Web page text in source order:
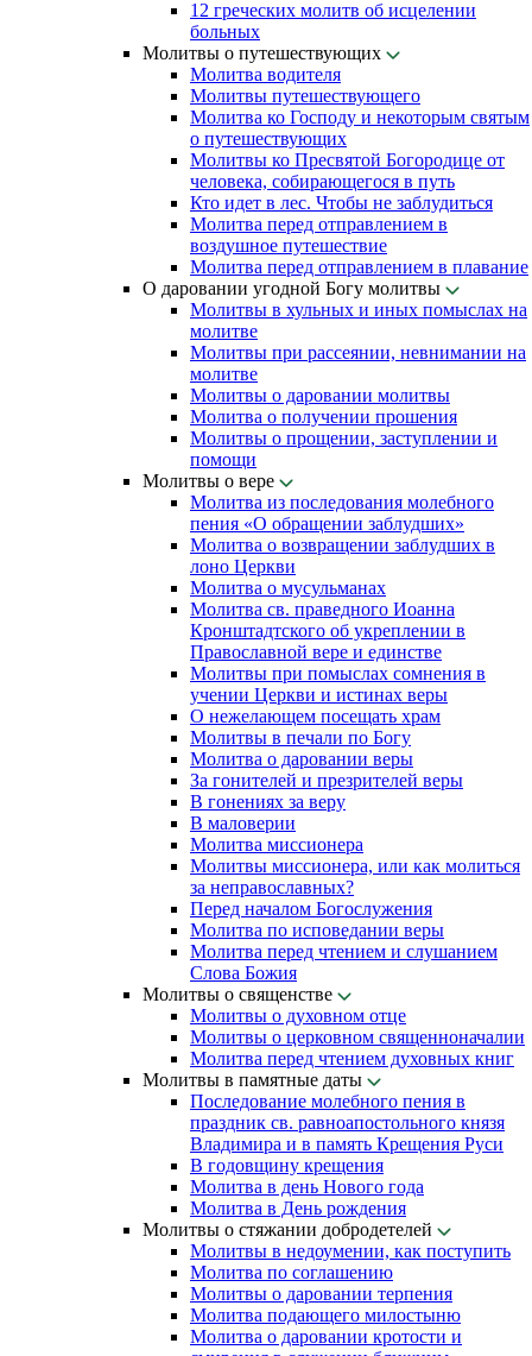
12 греческих молитв об исцелении
больных
Молитвы о путешествующих
Молитва водителя
Молитвы путешествующего
Молитва ко Господу и некоторым святым
о путешествующих
Молитвы ко Пресвятой Богородице от
человека, собирающегося в путь
Кто идет в лес. Чтобы не заблудиться
Молитва перед отправлением в
воздушное путешествие
Молитва перед отправлением в плавание
О даровании угодной Богу молитвы
Молитвы в хульных и иных помыслах на
молитве
Молитвы при рассеянии, невнимании на
молитве
Молитвы о даровании молитвы
Молитва о получении прошения
Молитвы о прощении, заступлении и
помощи
Молитвы о вере
Молитва из последования молебного
пения «О обращении заблудших»
Молитва о возвращении заблудших в
лоно Церкви
Молитва о мусульманах
Молитва св. праведного Иоанна
Кронштадтского об укреплении в
Православной вере и единстве
Молитвы при помыслах сомнения в
учении Церкви и истинах веры
О нежелающем посещать храм
Молитвы в печали по Богу
Молитва о даровании веры
За гонителей и презрителей веры
В гонениях за веру
В маловерии
Молитва миссионера
Молитвы миссионера, или как молиться
за неправославных?
Перед началом Богослужения
Молитва по исповедании веры
Молитва перед чтением и слушанием
Слова Божия
Молитвы о священстве
Молитвы о духовном отце
Молитвы о церковном священноначалии
Молитва перед чтением духовных книг
Молитвы в памятные даты
Последование молебного пения в
праздник св. равноапостольного князя
Владимира и в память Крещения Руси
В годовщину крещения
Молитва в день Нового года
Молитва в День рождения
Молитвы о стяжании добродетелей
Молитвы в недоумении, как поступить
Молитва по соглашению
Молитвы о даровании терпения
Молитва подающего милостыню
Молитва о даровании кротости и